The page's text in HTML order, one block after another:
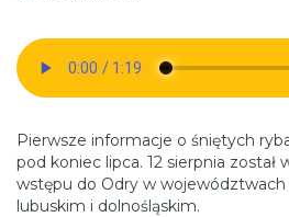
Pierwsze informacje o śniętych
pod koniec lipca. 12 sierpnia został
wstępu do Odry w
lubuskim i dolnośląskim.